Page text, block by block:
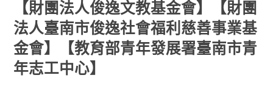
【財團法人俊逸文教基金會】【財團
法人臺南市俊逸社會福利慈善事業基
金會】【教育部青年發展署臺南市青
年志工中心】